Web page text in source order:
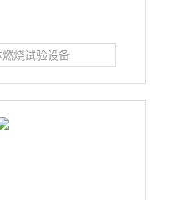
烧试验设备